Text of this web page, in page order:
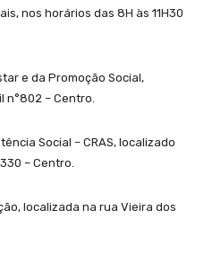
nos horários das 8H às 11H30
e da Promoção Social,
n°802 – Centro.
Social – CRAS, localizado
– Centro.
localizada na rua Vieira dos